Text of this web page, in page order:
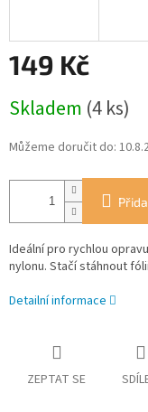
149 Kč
cena:
Skladem (4 ks)
Můžeme doručit do:
Ideální pro rychlou
nylonu. Stačí stáhnout
Detailní informace
ZEPTAT SE